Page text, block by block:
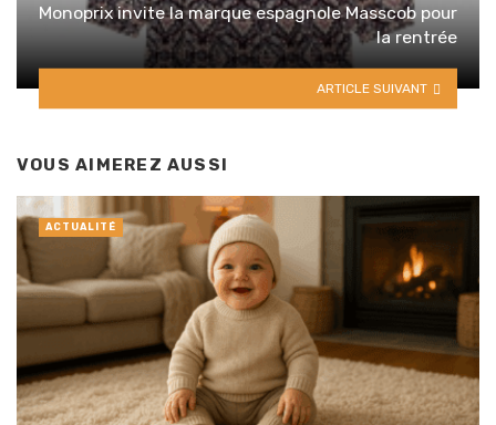
Monoprix invite la marque espagnole Masscob pour
la rentrée
ARTICLE SUIVANT
VOUS AIMEREZ AUSSI
ACTUALITÉ